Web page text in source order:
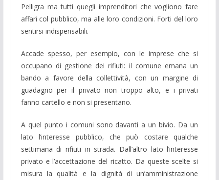
Pelligra ma tutti quegli imprenditori che vogliono fare
affari col pubblico, ma alle loro condizioni. Forti del loro
sentirsi indispensabili.
Accade spesso, per esempio, con le imprese che si
occupano di gestione dei rifiuti: il comune emana un
bando a favore della collettività, con un margine di
guadagno per il privato non troppo alto, e i privati
fanno cartello e non si presentano.
A quel punto i comuni sono davanti a un bivio. Da un
lato l’interesse pubblico, che può costare qualche
settimana di rifiuti in strada. Dall’altro lato l’interesse
privato e l’accettazione del ricatto. Da queste scelte si
misura la qualità e la dignità di un’amministrazione